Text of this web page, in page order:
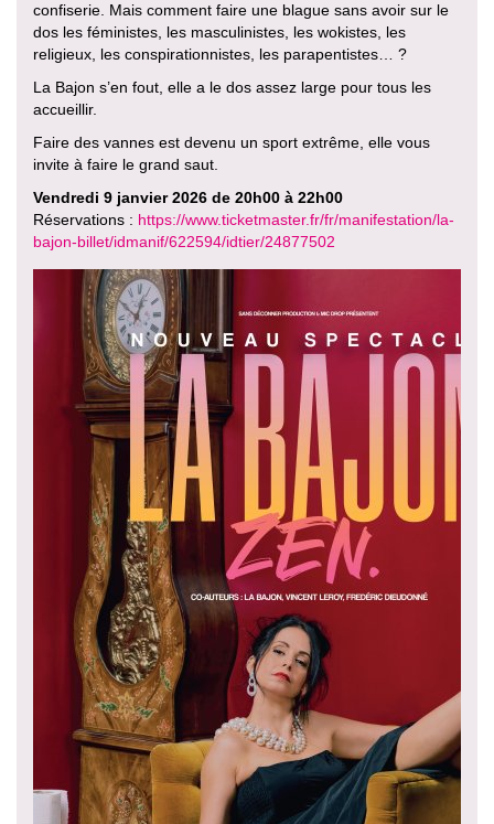
confiserie. Mais comment faire une blague sans avoir sur le
dos les féministes, les masculinistes, les wokistes, les
religieux, les conspirationnistes, les parapentistes… ?
La Bajon s’en fout, elle a le dos assez large pour tous les
accueillir.
Faire des vannes est devenu un sport extrême, elle vous
invite à faire le grand saut.
Vendredi 9 janvier 2026 de 20h00 à 22h00
Réservations : https://www.ticketmaster.fr/fr/manifestation/la-
bajon-billet/idmanif/622594/idtier/24877502